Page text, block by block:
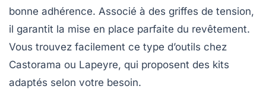
bonne adhérence. Associé à des griffes de tension,
il garantit la mise en place parfaite du revêtement.
Vous trouvez facilement ce type d’outils chez
Castorama ou Lapeyre, qui proposent des kits
adaptés selon votre besoin.